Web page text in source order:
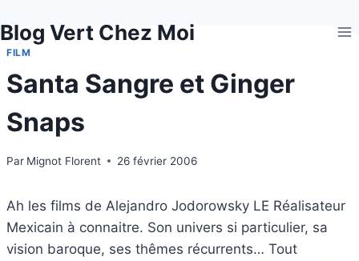
au
contenu
Blog Vert Chez Moi
FILM
Santa Sangre et Ginger
Snaps
Par Mignot Florent 26 février 2006
Ah les films de Alejandro Jodorowsky LE Réalisateur
Mexicain à connaitre. Son univers si particulier, sa
vision baroque, ses thêmes récurrents… Tout